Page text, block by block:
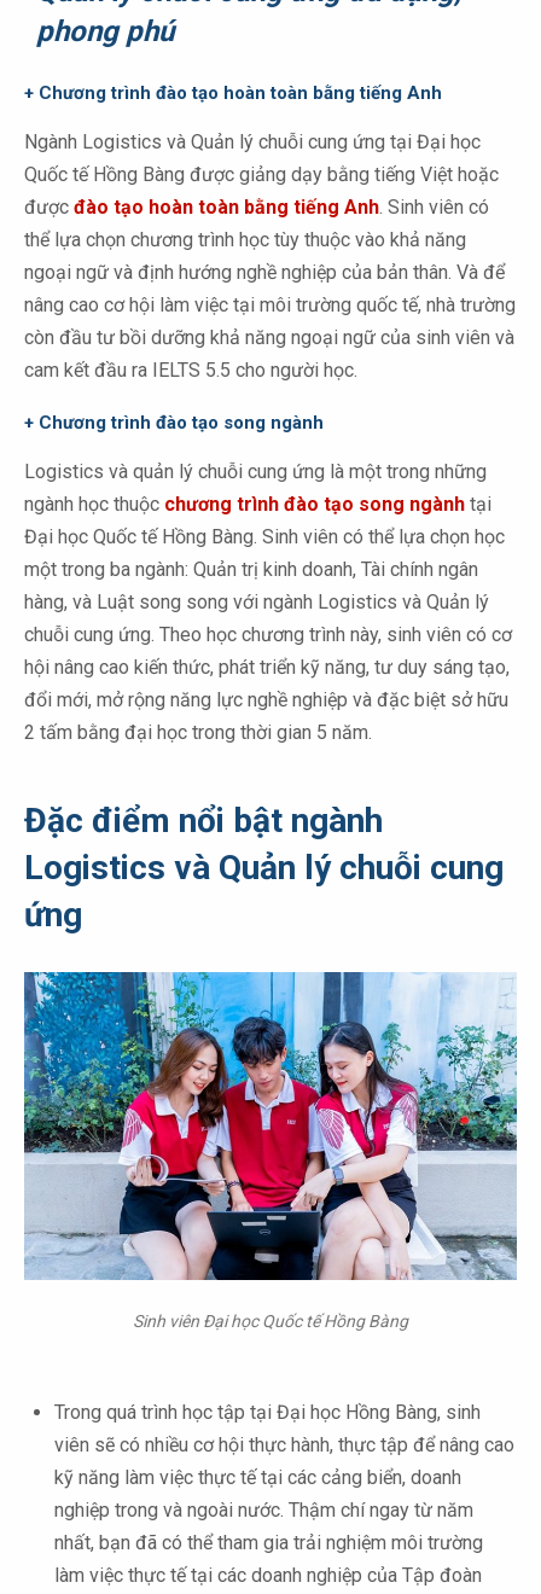
phong phú
+ Chương trình đào tạo hoàn toàn bằng tiếng Anh
Ngành Logistics và Quản lý chuỗi cung ứng tại Đại học
Quốc tế Hồng Bàng được giảng dạy bằng tiếng Việt hoặc
được đào tạo hoàn toàn bằng tiếng Anh. Sinh viên có
thể lựa chọn chương trình học tùy thuộc vào khả năng
ngoại ngữ và định hướng nghề nghiệp của bản thân. Và để
nâng cao cơ hội làm việc tại môi trường quốc tế, nhà trường
còn đầu tư bồi dưỡng khả năng ngoại ngữ của sinh viên và
cam kết đầu ra IELTS 5.5 cho người học.
+ Chương trình đào tạo song ngành
Logistics và quản lý chuỗi cung ứng là một trong những
ngành học thuộc chương trình đào tạo song ngành tại
Đại học Quốc tế Hồng Bàng. Sinh viên có thể lựa chọn học
một trong ba ngành: Quản trị kinh doanh, Tài chính ngân
hàng, và Luật song song với ngành Logistics và Quản lý
chuỗi cung ứng. Theo học chương trình này, sinh viên có cơ
hội nâng cao kiến thức, phát triển kỹ năng, tư duy sáng tạo,
đổi mới, mở rộng năng lực nghề nghiệp và đặc biệt sở hữu
2 tấm bằng đại học trong thời gian 5 năm.
Đặc điểm nổi bật ngành
Logistics và Quản lý chuỗi cung
ứng
Sinh viên Đại học Quốc tế Hồng Bàng
Trong quá trình học tập tại Đại học Hồng Bàng, sinh
viên sẽ có nhiều cơ hội thực hành, thực tập để nâng cao
kỹ năng làm việc thực tế tại các cảng biển, doanh
nghiệp trong và ngoài nước. Thậm chí ngay từ năm
nhất, bạn đã có thể tham gia trải nghiệm môi trường
làm việc thực tế tại các doanh nghiệp của Tập đoàn